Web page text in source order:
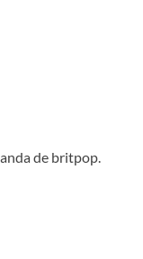
de britpop.